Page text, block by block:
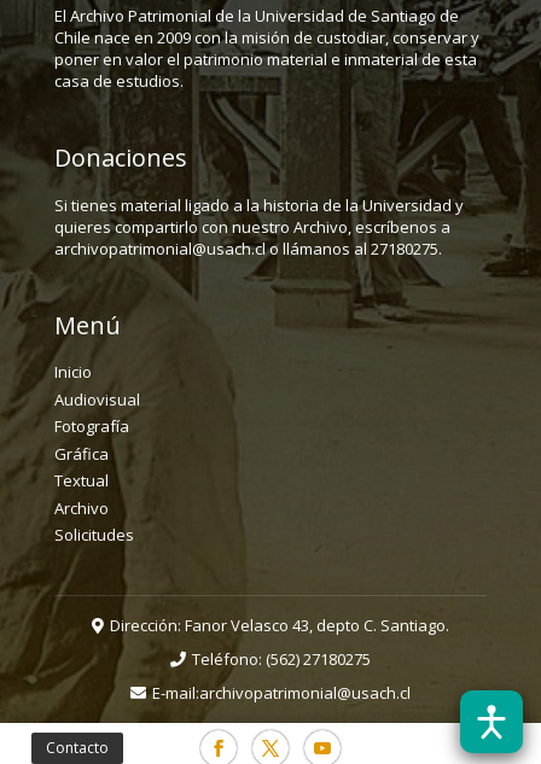
Contacto
El Archivo Patrimonial de la Universidad de Santiago de
Chile nace en 2009 con la misión de custodiar, conservar y
poner en valor el patrimonio material e inmaterial de esta
casa de estudios.
Donaciones
Si tienes material ligado a la historia de la Universidad y
quieres compartirlo con nuestro Archivo, escríbenos a
archivopatrimonial@usach.cl o llámanos al 27180275.
Menú
Inicio
Audiovisual
Fotografía
Gráfica
Textual
Archivo
Solicitudes
Dirección: Fanor Velasco 43, depto C. Santiago.
Teléfono: (562) 27180275
E-mail:archivopatrimonial@usach.cl